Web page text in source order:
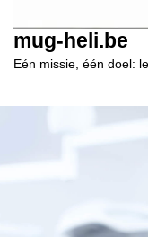
mug-heli.be
Eén missie, één doel: